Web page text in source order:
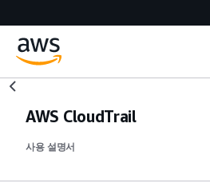
AWS CloudTrail
사용 설명서